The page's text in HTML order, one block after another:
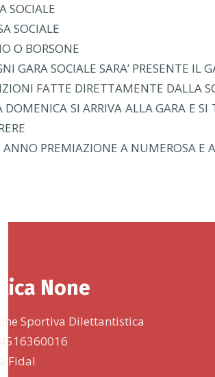
SOCIALE
SOCIALE
O BORSONE
GARA SOCIALE SARA’ PRESENTE IL
FATTE DIRETTAMENTE DALLA
DOMENICA SI ARRIVA ALLA GARA E
ANNO PREMIAZIONE A NUMEROSA E
None
Sportiva Dilettantistica
Fidal